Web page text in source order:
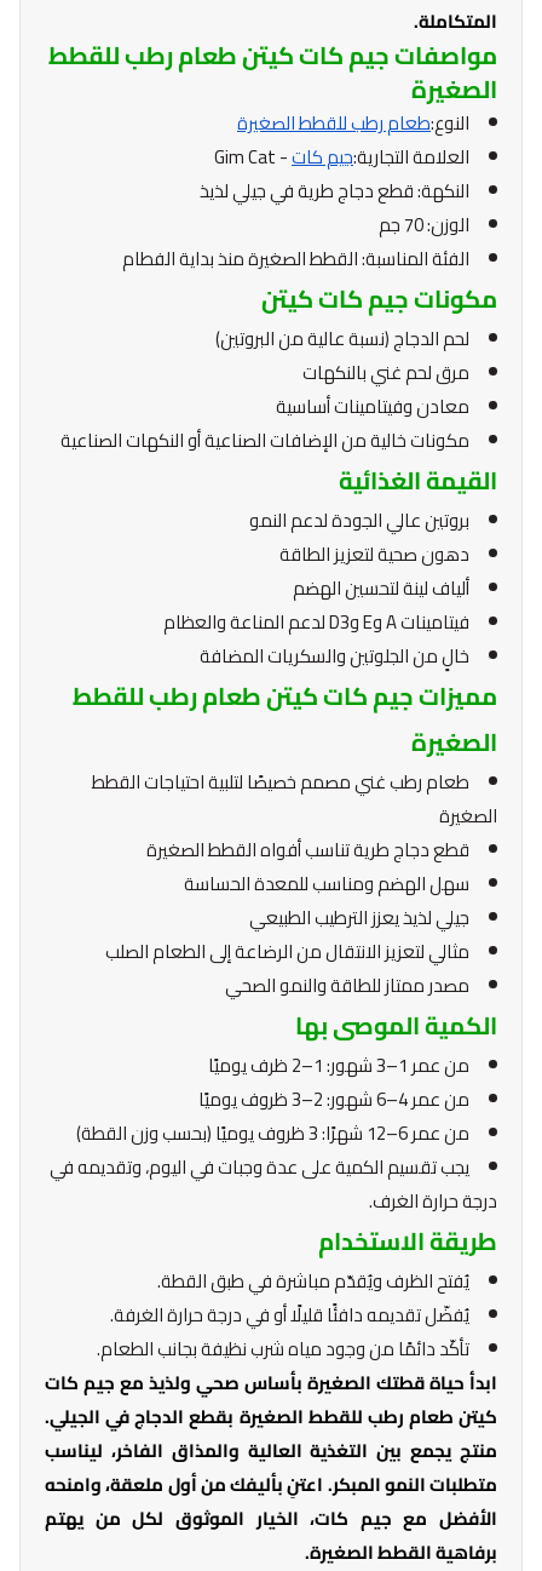
المتكاملة.
مواصفات جيم كات كيتن طعام رطب للقطط
الصغيرة
النوع:طعام رطب للقطط الصغيرة
العلامة التجارية:جيم كات- Gim Cat
النكهة: قطع دجاج طرية في جيلي لذيذ
الوزن: 70 جم
الفئة المناسبة: القطط الصغيرة منذ بداية الفطام
مكونات جيم كات كيتن
لحم الدجاج (نسبة عالية من البروتين)
مرق لحم غني بالنكهات
معادن وفيتامينات أساسية
مكونات خالية من الإضافات الصناعية أو النكهات الصناعية
القيمة الغذائية
بروتين عالي الجودة لدعم النمو
دهون صحية لتعزيز الطاقة
ألياف لينة لتحسين الهضم
فيتامينات A وE وD3 لدعم المناعة والعظام
خالٍ من الجلوتين والسكريات المضافة
مميزات جيم كات كيتن طعام رطب للقطط
الصغيرة
طعام رطب غني مصمم خصيصًا لتلبية احتياجات القطط
الصغيرة
قطع دجاج طرية تناسب أفواه القطط الصغيرة
سهل الهضم ومناسب للمعدة الحساسة
جيلي لذيذ يعزز الترطيب الطبيعي
مثالي لتعزيز الانتقال من الرضاعة إلى الطعام الصلب
مصدر ممتاز للطاقة والنمو الصحي
الكمية الموصى بها
من عمر 1–3 شهور: 1–2 ظرف يوميًا
من عمر 4–6 شهور: 2–3 ظروف يوميًا
من عمر 6–12 شهرًا: 3 ظروف يوميًا (بحسب وزن القطة)
يجب تقسيم الكمية على عدة وجبات في اليوم، وتقديمه في
درجة حرارة الغرف.
طريقة الاستخدام
يُفتح الظرف ويُقدّم مباشرة في طبق القطة.
يُفضّل تقديمه دافئًا قليلًا أو في درجة حرارة الغرفة.
تأكّد دائمًا من وجود مياه شرب نظيفة بجانب الطعام.
ابدأ حياة قطتك الصغيرة بأساس صحي ولذيذ مع جيم كات
كيتن طعام رطب للقطط الصغيرة بقطع الدجاج في الجيلي.
منتج يجمع بين التغذية العالية والمذاق الفاخر، ليناسب
متطلبات النمو المبكر. اعتنِ بأليفك من أول ملعقة، وامنحه
الأفضل مع جيم كات، الخيار الموثوق لكل من يهتم
برفاهية القطط الصغيرة.